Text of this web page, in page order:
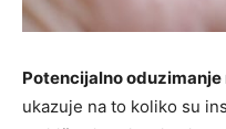
Potencijalno
ukazuje na to koliko su